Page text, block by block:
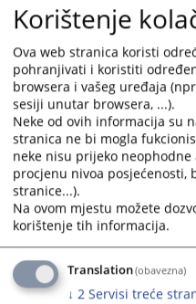
Reorganizacija poslovnih
realizovana u 33 prvostepena
iskustava nastavljeno je
odabranih sudova u Bosni i
Značajnu mentorsku podršku
pruža i Sudska administracija
cjelokupnom procesu kroz
sudova i odgovornosti sudija i
Visoko sudsko i tužilačko
Švedske.
Izvor:VSTV
Prikazana vijest je na:
238
Korištenje
Ova web stranica koristi
pohranjivati i koristiti
browsera i vašeg uređaja
sesiji unutar browsera, ...).
Neke od ovih informacija su
stranica ne bi mogla
neke nisu prijeko
procjenu nivoa posjećenosti,
stranice...).
Na ovom mjestu možete
korištenje tih informacija.
Translation(obavezna)
↓ 2 Servisi treće